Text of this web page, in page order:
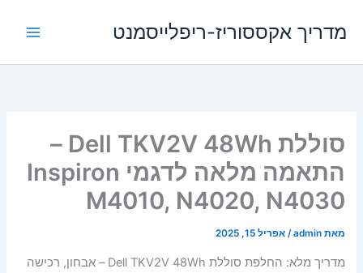
לתוכןמדריך אקססוריז-ריפלייסמנט
סוללת Dell TKV2V 48Wh –
התאמה מלאה לדגמי Inspiron
M4010, N4020, N4030
מאתadmin
/אפריל 15, 2025
מדריך מלא: החלפת סוללת Dell TKV2V 48Wh – אבחון, רכישה